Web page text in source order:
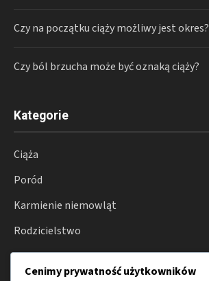
Czy na początku ciąży możliwy jest okres?
Czy ból brzucha może być oznaką ciąży?
Kategorie
Ciąża
Poród
Karmienie niemowląt
Rodzicielstwo
Zdrowie
Cenimy prywatność użytkowników